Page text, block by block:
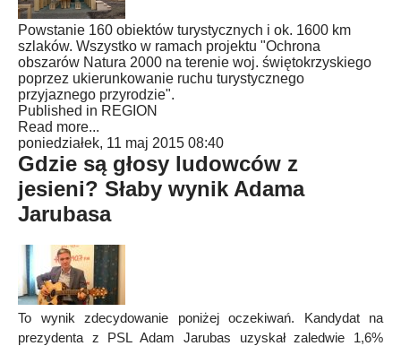
Powstanie 160 obiektów turystycznych i ok. 1600 km
szlaków. Wszystko w ramach projektu "Ochrona
obszarów Natura 2000 na terenie woj. świętokrzyskiego
poprzez ukierunkowanie ruchu turystycznego
przyjaznego przyrodzie".
Published in REGION
Read more...
poniedziałek, 11 maj 2015 08:40
Gdzie są głosy ludowców z
jesieni? Słaby wynik Adama
Jarubasa
To wynik zdecydowanie poniżej oczekiwań. Kandydat na
prezydenta z PSL Adam Jarubas uzyskał zaledwie 1,6%